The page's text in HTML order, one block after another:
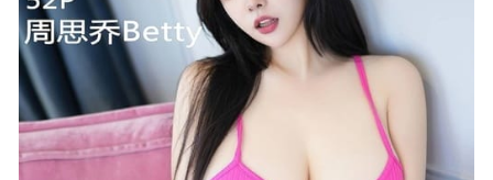
2025-04-22
[Xiuren秀人网]2022.11.07 NO.5817 唐安琪[76+1P／613MB]
2023-05-05
美媛馆 – 2018.10.16 Vol.321 狐小妖Baby[52+1P126M]
2022-
11-26
杏仁曲奇 – NO.08 玛丽罗丝 [40P-175M]
2023-07-30